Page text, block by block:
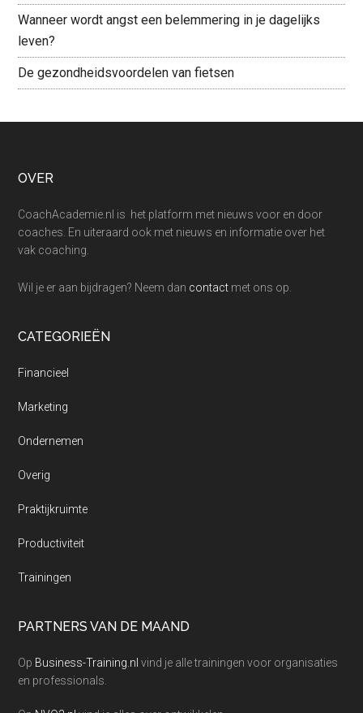
Wanneer wordt angst een belemmering in je dagelijks
leven?
De gezondheidsvoordelen van fietsen
Footer
OVER
CoachAcademie.nl is het platform met nieuws voor en door
coaches. En uiteraard ook met nieuws en informatie over het
vak coaching.
Wil je er aan bijdragen? Neem dan contact met ons op.
CATEGORIEËN
Financieel
Marketing
Ondernemen
Overig
Praktijkruimte
Productiviteit
Trainingen
PARTNERS VAN DE MAAND
Op Business-Training.nl vind je alle trainingen voor organisaties
en professionals.